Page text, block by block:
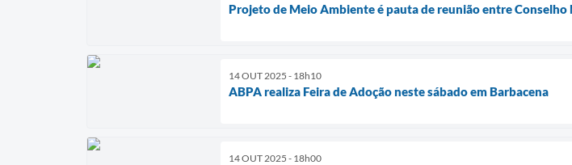
Projeto de Meio Ambiente é pauta de reunião entre
14 OUT 2025 - 18h10
ABPA realiza Feira de Adoção neste sábado em Barbacena
14 OUT 2025 - 18h00